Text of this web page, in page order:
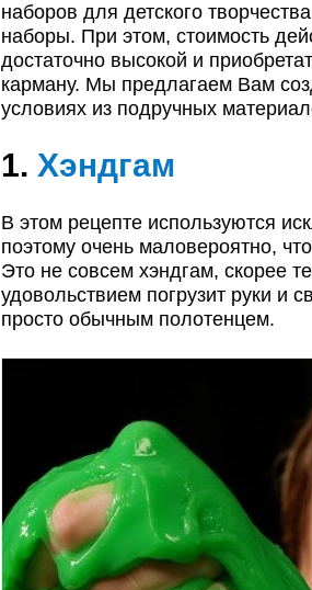
наборов для детского
наборы. При этом, стоимость
достаточно высокой и
карману. Мы предлагаем Вам
условиях из подручных
1. Хэндгам
В этом рецепте используются
поэтому очень маловероятно,
Это не совсем хэндгам, скорее
удовольствием погрузит руки и
просто обычным полотенцем.